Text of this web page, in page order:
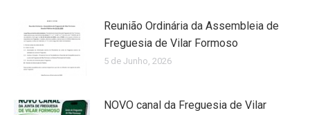
Reunião Ordinária da Assembleia de
Freguesia de Vilar Formoso
5 de Junho, 2026
NOVO canal da Freguesia de Vilar